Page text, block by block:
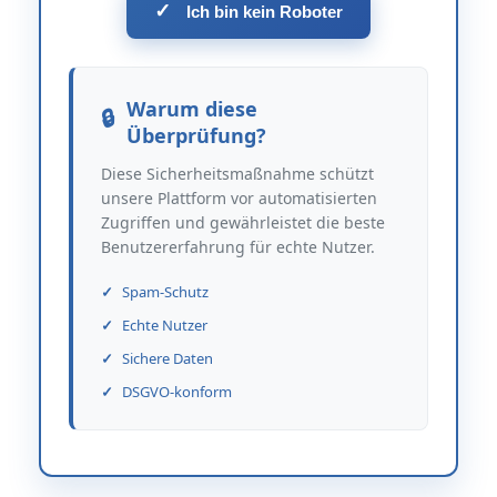
✓ Ich bin kein Roboter
Warum diese
Überprüfung?
Diese Sicherheitsmaßnahme schützt
unsere Plattform vor automatisierten
Zugriffen und gewährleistet die beste
Benutzererfahrung für echte Nutzer.
Spam-Schutz
Echte Nutzer
Sichere Daten
DSGVO-konform